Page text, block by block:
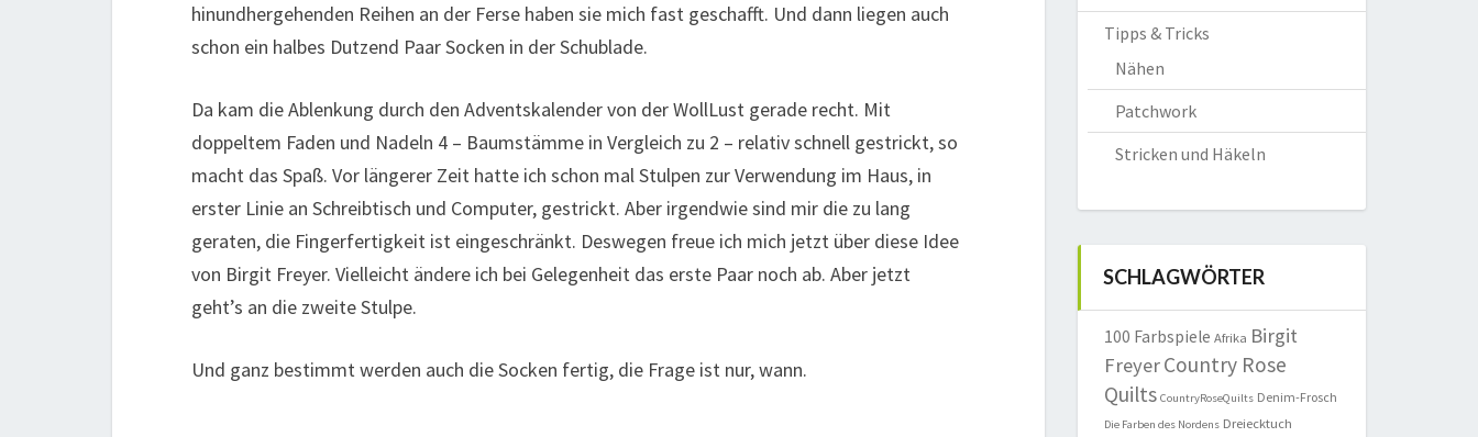
hinundhergehenden Reihen an der Ferse haben sie mich fast geschafft. Und dann liegen auch
schon ein halbes Dutzend Paar Socken in der Schublade.
Da kam die Ablenkung durch den Adventskalender von der WollLust gerade recht. Mit
doppeltem Faden und Nadeln 4 – Baumstämme in Vergleich zu 2 – relativ schnell gestrickt, so
macht das Spaß. Vor längerer Zeit hatte ich schon mal Stulpen zur Verwendung im Haus, in
erster Linie an Schreibtisch und Computer, gestrickt. Aber irgendwie sind mir die zu lang
geraten, die Fingerfertigkeit ist eingeschränkt. Deswegen freue ich mich jetzt über diese Idee
von Birgit Freyer. Vielleicht ändere ich bei Gelegenheit das erste Paar noch ab. Aber jetzt
geht’s an die zweite Stulpe.
Und ganz bestimmt werden auch die Socken fertig, die Frage ist nur, wann.
Tipps & Tricks
Nähen
Patchwork
Stricken und Häkeln
SCHLAGWÖRTER
100 Farbspiele Afrika Birgit
FreyerCountry Rose
Quilts CountryRoseQuilts Denim-Frosch
Die Farben des Nordens Dreiecktuch